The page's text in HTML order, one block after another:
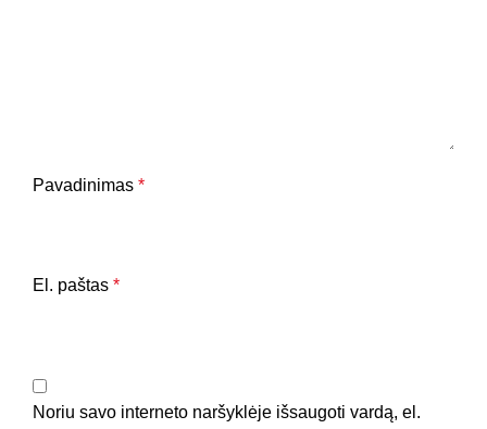
Pavadinimas *
El. paštas *
Noriu savo interneto naršyklėje išsaugoti vardą, el.